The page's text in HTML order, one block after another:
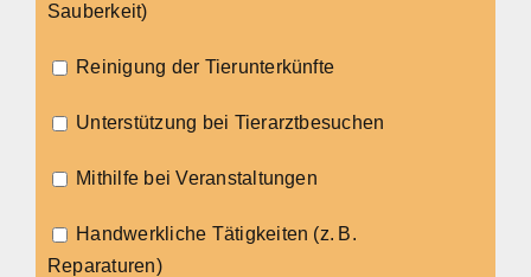
Sauberkeit)
Reinigung der Tierunterkünfte
Unterstützung bei Tierarztbesuchen
Mithilfe bei Veranstaltungen
Handwerkliche Tätigkeiten (z. B.
Reparaturen)